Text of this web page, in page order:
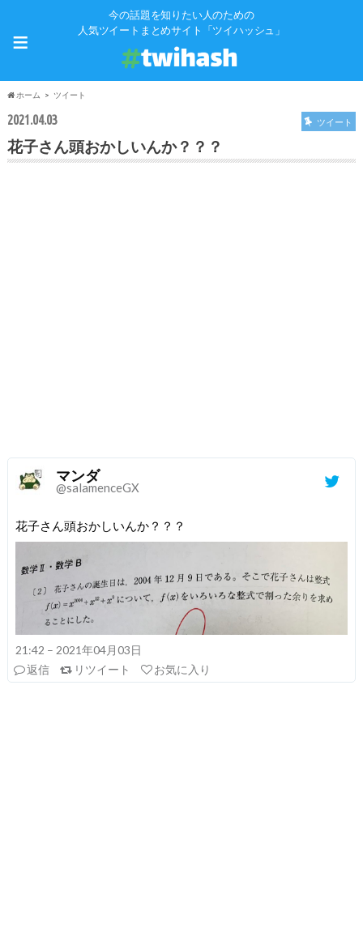
今の話題を知りたい人のための
人気ツイートまとめサイト「ツイハッシュ」
≡
ホーム ツイート
2021.04.03 ツイート
花子さん頭おかしいんか？？？
マンダ
@salamenceGX
花子さん頭おかしいんか？？？
21:42 – 2021年04月03日
返信
リツイート お気に入り